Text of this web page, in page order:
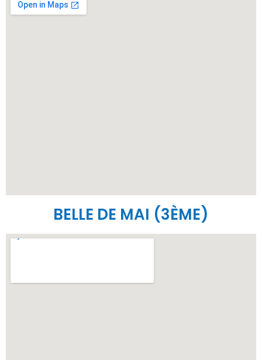
BELLE DE MAI (3ÈME)